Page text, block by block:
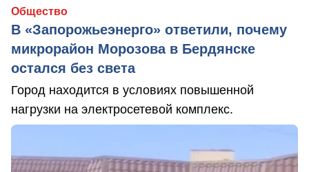
Общество
В «Запорожьеэнерго» ответили, почему
микрорайон Морозова в Бердянске
остался без света
Город находится в условиях повышенной
нагрузки на электросетевой комплекс.